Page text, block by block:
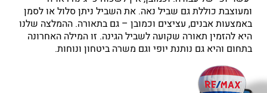
ומעוצבת כוללת גם שביל נאה. את השביל ניתן סלול או לסמן
באמצעות אבנים, עציצים וכמובן – גם בתאורה. ההמלצה שלנו
היא להזמין תאורה שקועה לשביל הגינה. זו המילה האחרונה
בתחום והיא גם נותנת יופי וגם משרה ביטחון ונוחות.